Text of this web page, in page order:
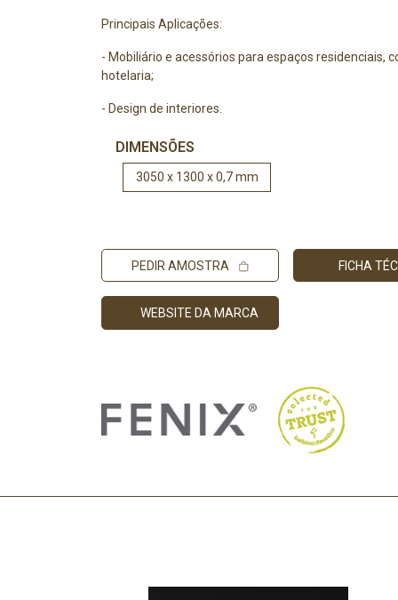
Principais Aplicações:
- Mobiliário e acessórios para espaços residenciais,
hotelaria;
- Design de interiores.
DIMENSÕES
3050 x 1300 x 0,7 mm
PEDIR AMOSTRA FICHA
WEBSITE DA MARCA